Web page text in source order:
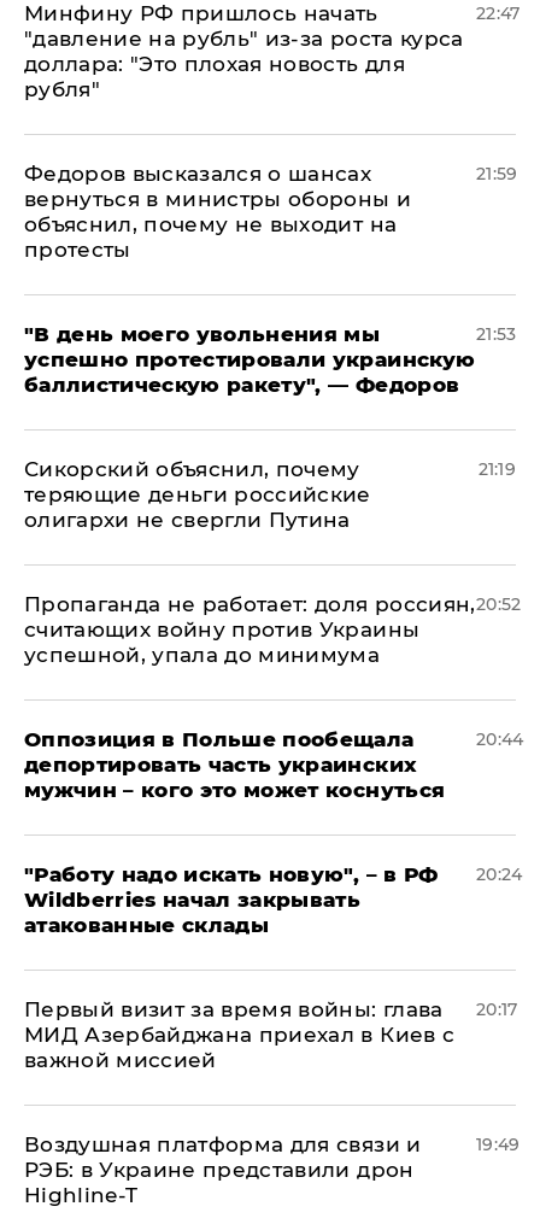
Минфину РФ пришлось начать
"давление на рубль" из-за роста курса
доллара: "Это плохая новость для
рубля"
22:47
Федоров высказался о шансах
вернуться в министры обороны и
объяснил, почему не выходит на
протесты
21:59
​"В день моего увольнения мы
успешно протестировали украинскую
баллистическую ракету", — Федоров
21:53
Сикорский объяснил, почему
теряющие деньги российские
олигархи не свергли Путина
21:19
​Пропаганда не работает: доля россиян,
считающих войну против Украины
успешной, упала до минимума
20:52
Оппозиция в Польше пообещала
депортировать часть украинских
мужчин – кого это может коснуться
20:44
"Работу надо искать новую", – в РФ
Wildberries начал закрывать
атакованные склады
20:24
Первый визит за время войны: глава
МИД Азербайджана приехал в Киев с
важной миссией
20:17
Воздушная платформа для связи и
РЭБ: в Украине представили дрон
Highline-T
19:49